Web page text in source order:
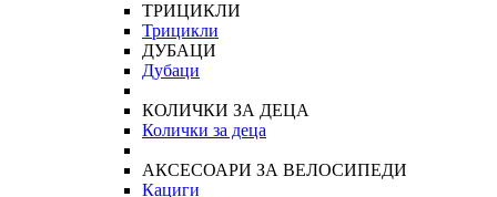
ТРИЦИКЛИ
Трицикли
ДУБАЦИ
Дубаци
КОЛИЧКИ ЗА ДЕЦА
Колички за деца
АКСЕСОАРИ ЗА ВЕЛОСИПЕДИ
Кациги